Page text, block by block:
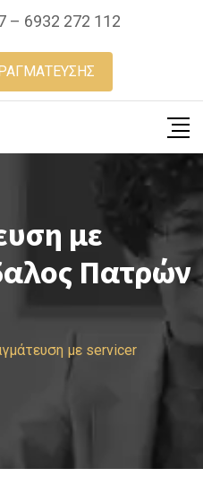
– 6932 272 112
με
Πατρών
με servicer